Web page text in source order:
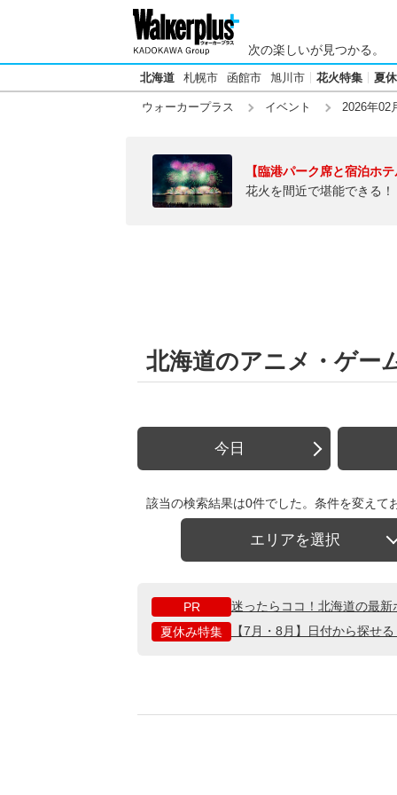
次の楽しいが見つかる。
北海道 札幌市 函館市 旭川市 花火特集 夏
ウォーカープラス イベント 2026年02
【臨港パーク席と宿泊ホ
花火を間近で堪能できる
北海道のアニメ・ゲー
今日
該当の検索結果は0件でした。条件を変えて
エリアを選択
PR
迷ったらココ！北海道の最
夏休み特集
【7月・8月】日付から探せ